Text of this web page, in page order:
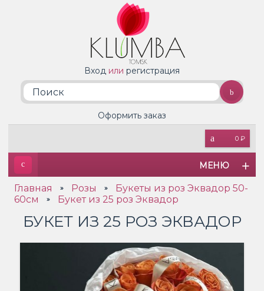
Вход или регистрация
0 ₽
Оформить заказ
МЕНЮ
Главная » Розы »
Букеты из роз Эквадор 50-
60см
» Букет из 25 роз Эквадор
БУКЕТ ИЗ 25 РОЗ ЭКВАДОР